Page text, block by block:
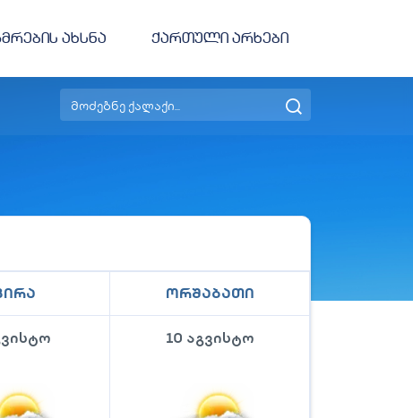
ახსნა ქართული არხები
ორშაბათი
10 აგვისტო